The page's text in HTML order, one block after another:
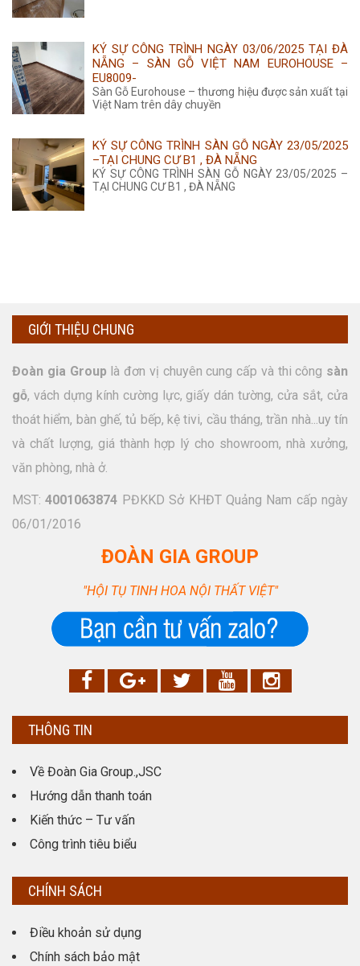
KÝ SỰ CÔNG TRÌNH NGÀY 03/06/2025 TẠI ĐÀ
NẴNG – SÀN GỖ VIỆT NAM EUROHOUSE –
EU8009-
Sàn Gỗ Eurohouse – thương hiệu được sản xuất tại
Việt Nam trên dây chuyền
KÝ SỰ CÔNG TRÌNH SÀN GỖ NGÀY 23/05/2025
–TẠI CHUNG CƯ B1 , ĐÀ NẴNG
KÝ SỰ CÔNG TRÌNH SÀN GỖ NGÀY 23/05/2025 –
TẠI CHUNG CƯ B1 , ĐÀ NẴNG
GIỚI THIỆU CHUNG
Đoàn gia Group là đơn vị chuyên cung cấp và thi công sàn
gỗ, vách dựng kính cường lực, giấy dán tường, cửa sắt, cửa
thoát hiểm, bàn ghế, tủ bếp, kệ tivi, cầu tháng, trần nhà...uy tín
và chất lượng, giá thành hợp lý cho showroom, nhà xưởng,
văn phòng, nhà ở.
MST:4001063874 PĐKKD Sở KHĐT Quảng Nam cấp ngày
06/01/2016
ĐOÀN GIA GROUP
"HỘI TỤ TINH HOA NỘI THẤT VIỆT"
THÔNG TIN
Về Đoàn Gia Group.,JSC
Hướng dẫn thanh toán
Kiến thức – Tư vấn
Công trình tiêu biểu
CHÍNH SÁCH
Điều khoản sử dụng
Chính sách bảo mật